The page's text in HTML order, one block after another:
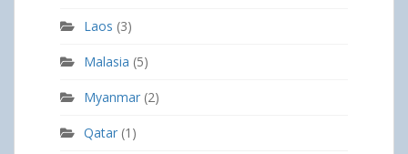
Laos (3)
Malasia (5)
Myanmar (2)
Qatar (1)